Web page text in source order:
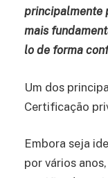
principalmente
mais
lo de forma
Um dos
Certificação
Embora seja
por vários